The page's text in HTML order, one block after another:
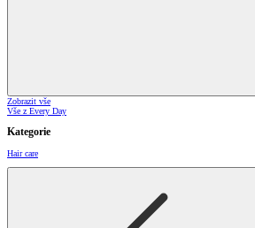
Zobrazit vše
Vše z Every Day
Kategorie
Hair care